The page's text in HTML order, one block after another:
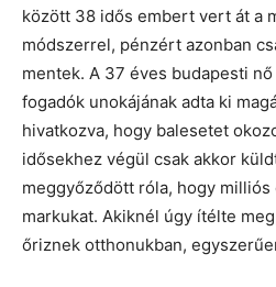
között 38 idős embert vert át a
módszerrel, pénzért azonban
mentek. A 37 éves budapesti
fogadók unokájának adta ki
hivatkozva, hogy balesetet
idősekhez végül csak akkor
meggyőződött róla, hogy milliós
markukat. Akiknél úgy ítélte
őriznek otthonukban,